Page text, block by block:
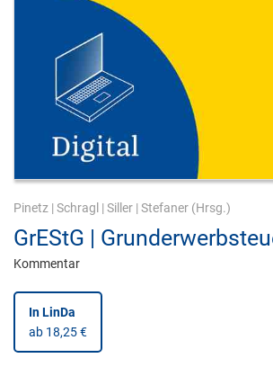
Pinetz | Schragl | Siller | Stefaner (Hrsg.)
GrEStG |
Kommentar
In LinDa
ab 18,25 €